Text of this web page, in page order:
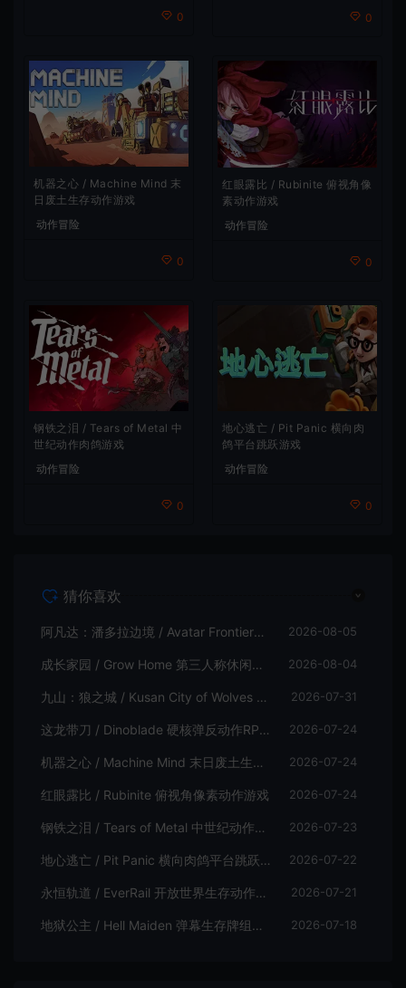
0 0
机器之心 / Machine Mind 末
日废土生存动作游戏
动作冒险
0
红眼露比 / Rubinite 俯视角像
素动作游戏
动作冒险
0
钢铁之泪 / Tears of Metal 中
世纪动作肉鸽游戏
动作冒险
0
地心逃亡 / Pit Panic 横向肉
鸽平台跳跃游戏
动作冒险
0
猜你喜欢
阿凡达：潘多拉边境 / Avatar Frontiers of Pandora 开放世界冒险游戏 2026-08-05
成长家园 / Grow Home 第三人称休闲动作游戏 2026-08-04
九山：狼之城 / Kusan City of Wolves 硬核俯视角动作游戏 2026-07-31
这龙带刀 / Dinoblade 硬核弹反动作RPG游戏 2026-07-24
机器之心 / Machine Mind 末日废土生存动作游戏 2026-07-24
红眼露比 / Rubinite 俯视角像素动作游戏 2026-07-24
钢铁之泪 / Tears of Metal 中世纪动作肉鸽游戏 2026-07-23
地心逃亡 / Pit Panic 横向肉鸽平台跳跃游戏 2026-07-22
永恒轨道 / EverRail 开放世界生存动作游戏 2026-07-21
地狱公主 / Hell Maiden 弹幕生存牌组动作游戏 2026-07-18